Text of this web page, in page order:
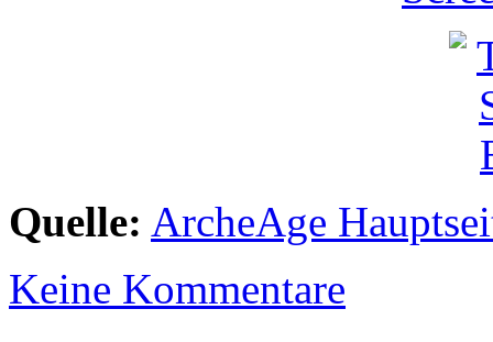
Quelle: ArcheAge
Keine Kommentare